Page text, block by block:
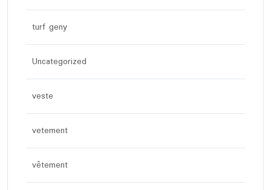
turf geny
Uncategorized
veste
vetement
vêtement